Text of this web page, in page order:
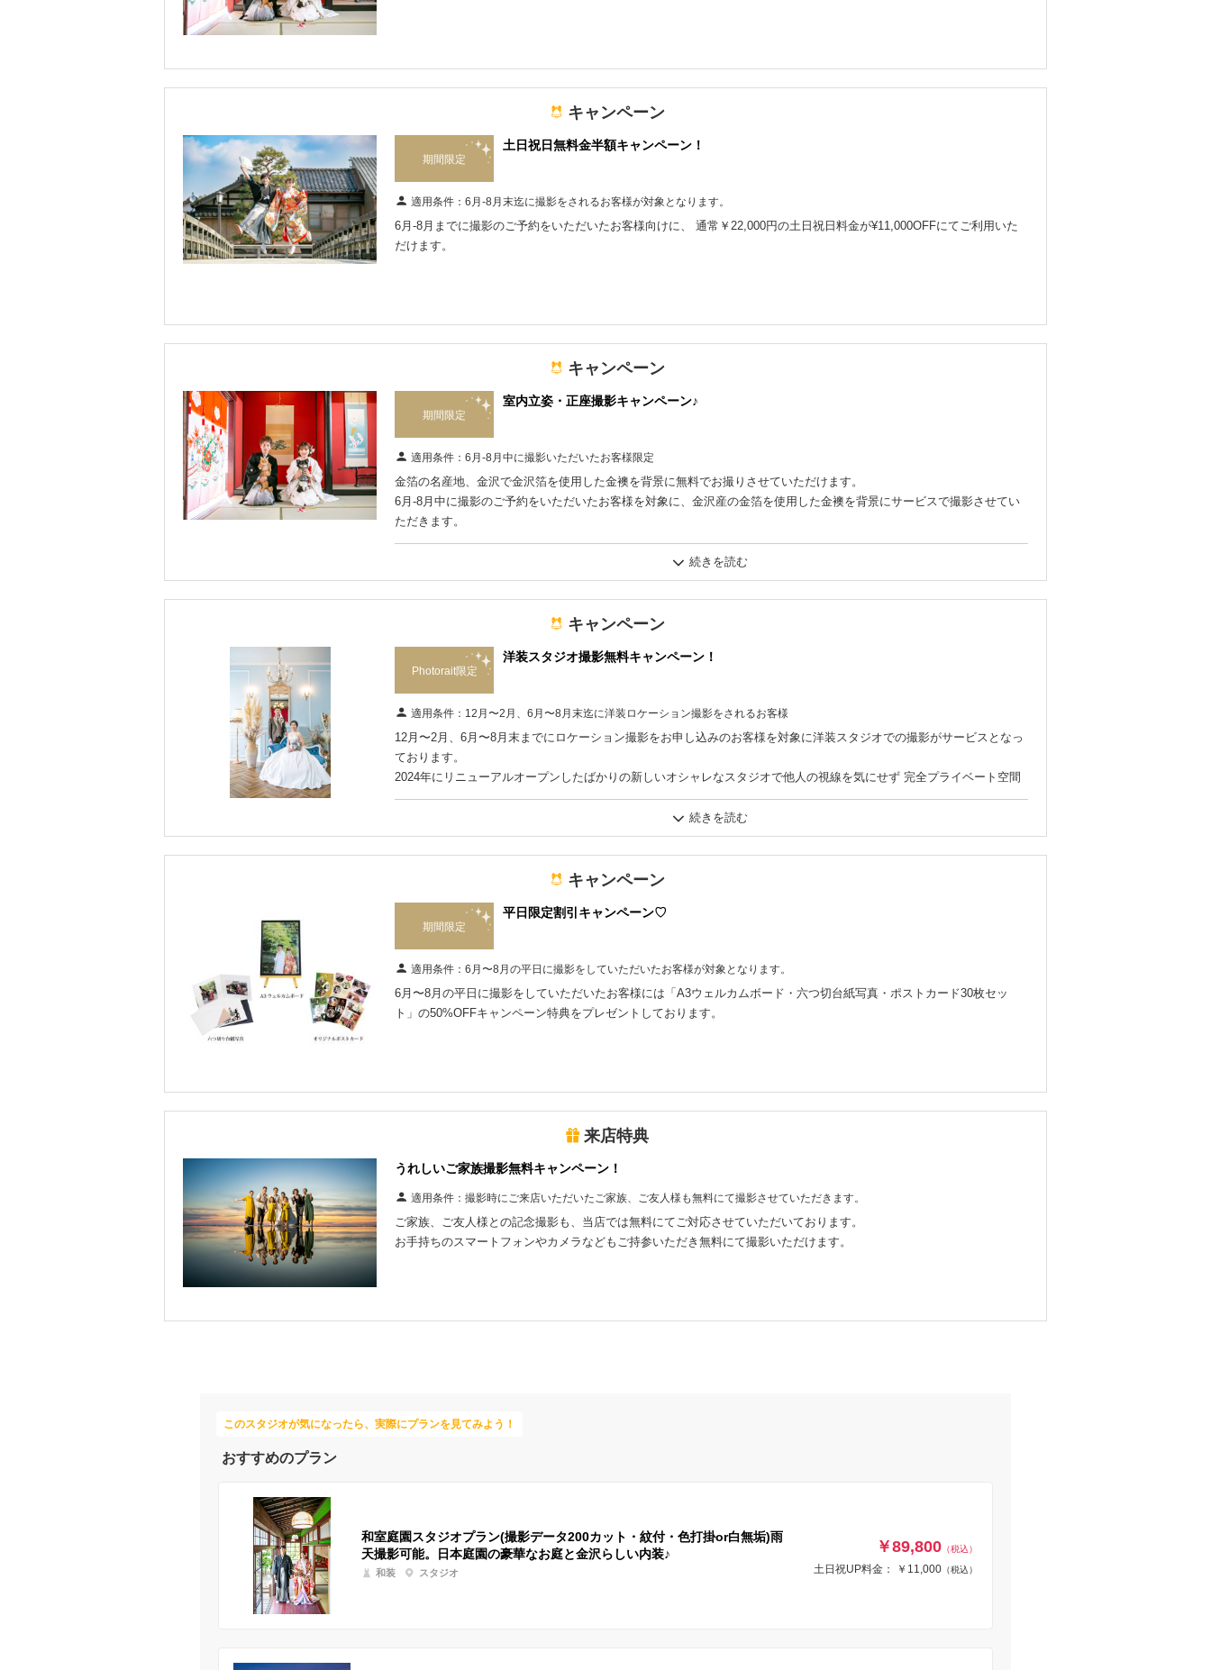
キャンペーン
期間限定
土日祝日無料金半額キャンペーン！
適用条件：6月-8月末迄に撮影をされるお客様が対象となります。
6月-8月までに撮影のご予約をいただいたお客様向けに、 通常￥22,000円の土日祝日料金が¥11,000OFFにてご利用いた
だけます。
キャンペーン
期間限定
室内立姿・正座撮影キャンペーン♪
適用条件：6月-8月中に撮影いただいたお客様限定
金箔の名産地、金沢で金沢箔を使用した金襖を背景に無料でお撮りさせていただけます。
6月-8月中に撮影のご予約をいただいたお客様を対象に、金沢産の金箔を使用した金襖を背景にサービスで撮影させてい
ただきます。
松竹梅・桜の図といった華やかな背景と共に華やかな写真撮影をしてみませんか？
キャンペーン
Photorait限定
洋装スタジオ撮影無料キャンペーン！
適用条件： 12月〜2月、6月〜8月末迄に洋装ロケーション撮影をされるお客様
12月〜2月、6月〜8月末までにロケーション撮影をお申し込みのお客様を対象に洋装スタジオでの撮影がサービスとなっ
ております。
2024年にリニューアルオープンしたばかりの新しいオシャレなスタジオで他人の視線を気にせず 完全プライベート空間
での撮影が可能！
この時期にしか利用できないお得な特典を是非ご利用いただければと思います。
キャンペーン
期間限定
平日限定割引キャンペーン♡
適用条件：6月〜8月の平日に撮影をしていただいたお客様が対象となります。
6月〜8月の平日に撮影をしていただいたお客様には「A3ウェルカムボード・六つ切台紙写真・ポストカード30枚セッ
ト」の50%OFFキャンペーン特典をプレゼントしております。
来店特典
うれしいご家族撮影無料キャンペーン！
適用条件：撮影時にご来店いただいたご家族、ご友人様も無料にて撮影させていただきます。
ご家族、ご友人様との記念撮影も、当店では無料にてご対応させていただいております。
お手持ちのスマートフォンやカメラなどもご持参いただき無料にて撮影いただけます。
このスタジオが気になったら、実際にプランを見てみよう！
おすすめのプラン
和室庭園スタジオプラン(撮影データ200カット・紋付・色打掛or白無垢)雨
天撮影可能。日本庭園の豪華なお庭と金沢らしい内装♪
和装 スタジオ
￥89,800 （税込）
土日祝UP料金： ￥11,000 （税込）